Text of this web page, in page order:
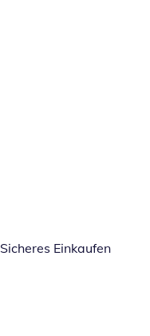
Sicheres Einkaufen